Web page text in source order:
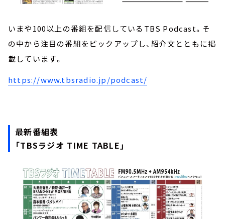
いまや100以上の番組を配信しているTBS Podcast。そ
の中から注目の番組をピックアップし、紹介文とともに掲
載しています。
https://www.tbsradio.jp/podcast/
最新番組表
「TBSラジオ TIME TABLE」